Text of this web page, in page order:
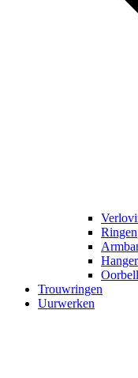
Ringen
Trouwringen
Uurwerken